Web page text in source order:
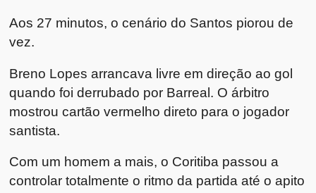
Aos 27 minutos, o cenário do Santos piorou de
vez.
Breno Lopes arrancava livre em direção ao gol
quando foi derrubado por Barreal. O árbitro
mostrou cartão vermelho direto para o jogador
santista.
Com um homem a mais, o Coritiba passou a
controlar totalmente o ritmo da partida até o apito